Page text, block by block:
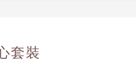
套裝